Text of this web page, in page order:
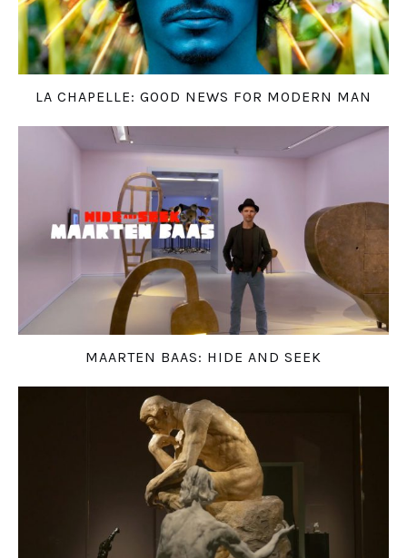
LA CHAPELLE: GOOD NEWS FOR MODERN MAN
MAARTEN BAAS: HIDE AND SEEK